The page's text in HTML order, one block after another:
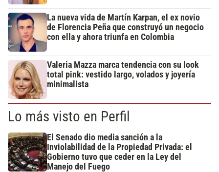
La nueva vida de Martín Karpan, el ex novio
de Florencia Peña que construyó un negocio
con ella y ahora triunfa en Colombia
Valeria Mazza marca tendencia con su look
total pink: vestido largo, volados y joyería
minimalista
Lo más visto en Perfil
El Senado dio media sanción a la
Inviolabilidad de la Propiedad Privada: el
Gobierno tuvo que ceder en la Ley del
Manejo del Fuego